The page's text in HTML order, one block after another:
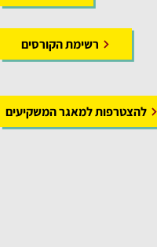
רשימת הקורסים
להצטרפות למאגר המשקיעים